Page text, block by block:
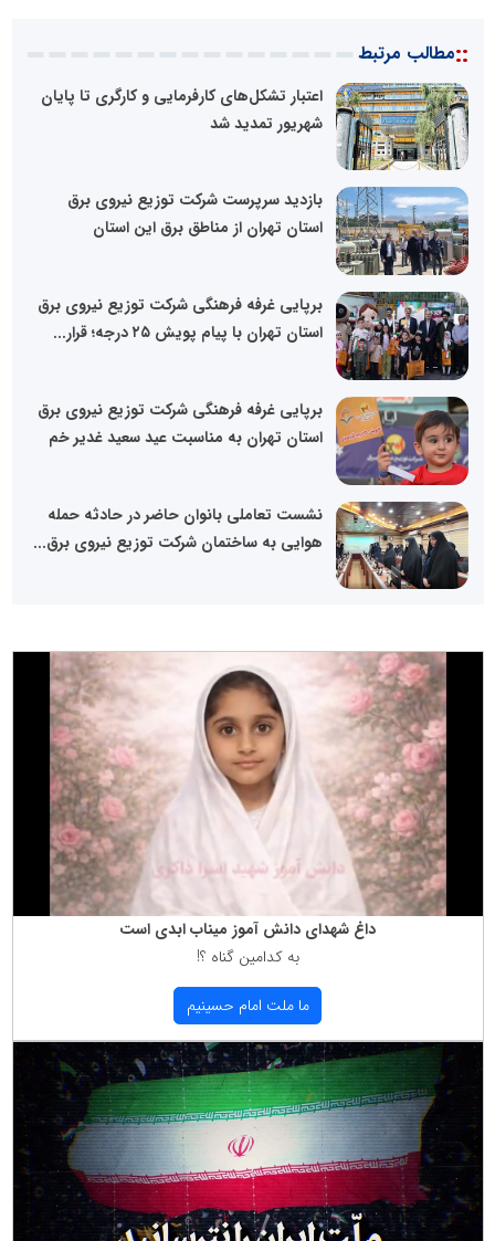
::مطالب مرتبط
اعتبار تشکل‌های کارفرمایی و کارگری تا پایان
شهریور تمدید شد
بازدید سرپرست شرکت توزیع نیروی برق
استان تهران از مناطق برق این استان
برپایی غرفه فرهنگی شرکت توزیع نیروی برق
استان تهران با پیام پویش ۲۵ درجه؛ قرار...
برپایی غرفه فرهنگی شرکت توزیع نیروی برق
استان تهران به مناسبت عید سعید غدیر خم
نشست تعاملی بانوان حاضر در حادثه حمله
هوایی به ساختمان شرکت توزیع نیروی برق...
داغ شهدای دانش آموز میناب ابدی است
به كدامین گناه ؟!
ما ملت امام حسینیم